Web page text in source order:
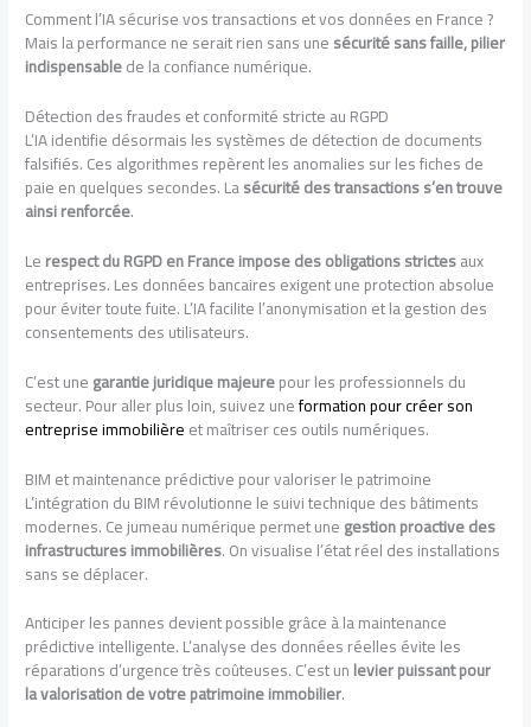
Comment l’IA sécurise vos transactions et vos données en France ?
Mais la performance ne serait rien sans unesécurité sans faille, pilier
indispensablede la confiance numérique.
Détection des fraudes et conformité stricte au RGPD
L’IA identifie désormais les systèmes de détection de documents
falsifiés. Ces algorithmes repèrent les anomalies sur les fiches de
paie en quelques secondes. Lasécurité des transactions s’en trouve
ainsi renforcée.
Lerespect du RGPD en France impose des obligations strictesaux
entreprises. Les données bancaires exigent une protection absolue
pour éviter toute fuite. L’IA facilite l’anonymisation et la gestion des
consentements des utilisateurs.
C’est unegarantie juridique majeurepour les professionnels du
secteur. Pour aller plus loin, suivez uneformation pour créer son
entreprise immobilièreet maîtriser ces outils numériques.
BIM et maintenance prédictive pour valoriser le patrimoine
L’intégration du BIM révolutionne le suivi technique des bâtiments
modernes. Ce jumeau numérique permet unegestion proactive des
infrastructures immobilières. On visualise l’état réel des installations
sans se déplacer.
Anticiper les pannes devient possible grâce à la maintenance
prédictive intelligente. L’analyse des données réelles évite les
réparations d’urgence très coûteuses. C’est unlevier puissant pour
la valorisation de votre patrimoine immobilier.